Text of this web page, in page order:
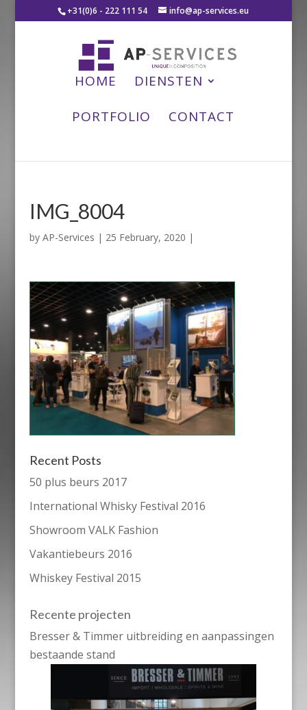
+31(0)6 - 222 111 54 info@ap-services.eu
HOME
DIENSTEN
PORTFOLIO
CONTACT
IMG_8004
by AP-Services | 25 February, 2020 |
Recent Posts
50 plus beurs 2017
International Whisky Festival 2016
Showroom VALK Fashion
Vakantiebeurs 2016
Whiskey Festival 2015
Recente projecten
Bresser & Timmer uitbreiding en aanpassingen
bestaande stand